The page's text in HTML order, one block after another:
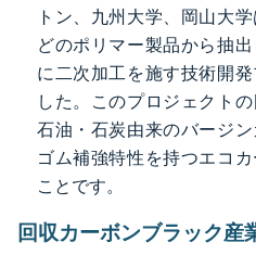
トン、九州大学、岡山大
どのポリマー製品から抽
に二次加工を施す技術開
した。このプロジェクト
石油・石炭由来のバージ
ゴム補強特性を持つエコ
ことです。
回収カーボンブラック産